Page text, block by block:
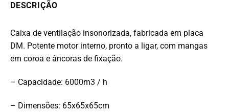
DESCRIÇÃO
Caixa de ventilação insonorizada, fabricada em placa
DM. Potente motor interno, pronto a ligar, com mangas
em coroa e âncoras de fixação.
– Capacidade: 6000m3 / h
– Dimensões: 65x65x65cm